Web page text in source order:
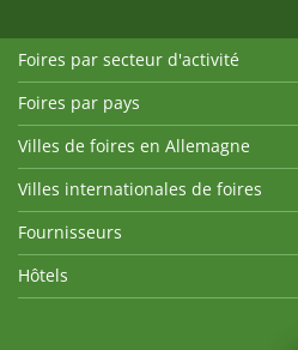
Foires par secteur d'activité
Foires par pays
Villes de foires en Allemagne
Villes internationales de foires
Fournisseurs
Hôtels